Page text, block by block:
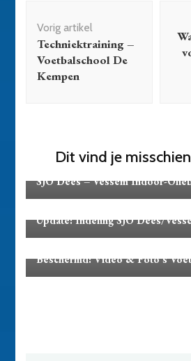
navigatie
Vorig artikel
Techniektraining –
Voetbalschool De
Kempen
Dit vind je
Activiteiten
SJO Dees – Vessem Indoor-
Update: Indeling SJO Dees/
Beschermd: Video & Foto’s